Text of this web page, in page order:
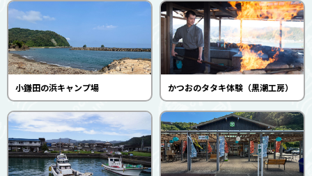
小鎌田の浜キャンプ場 かつおのタタキ体験（黒潮工房）